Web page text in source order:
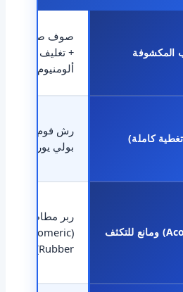
المكشوفة
صوف صخري
+ تغليف
ألومنيوم
كاملة)
رش فوم
بولي يوريثان
ربر مطاطي
(Elastomeric
Rubber)